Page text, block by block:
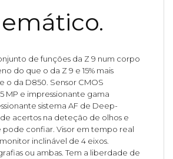
de funções da Z 9 num corpo
do que o da Z 9 e 15% mais
o da D850. Sensor CMOS
MP e impressionante gama
sistema AF de Deep-
acertos na deteção de olhos e
pode confiar. Visor em tempo real
inclinável de 4 eixos.
ou ambas. Tem a liberdade de